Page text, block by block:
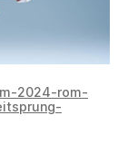
2024-rom-